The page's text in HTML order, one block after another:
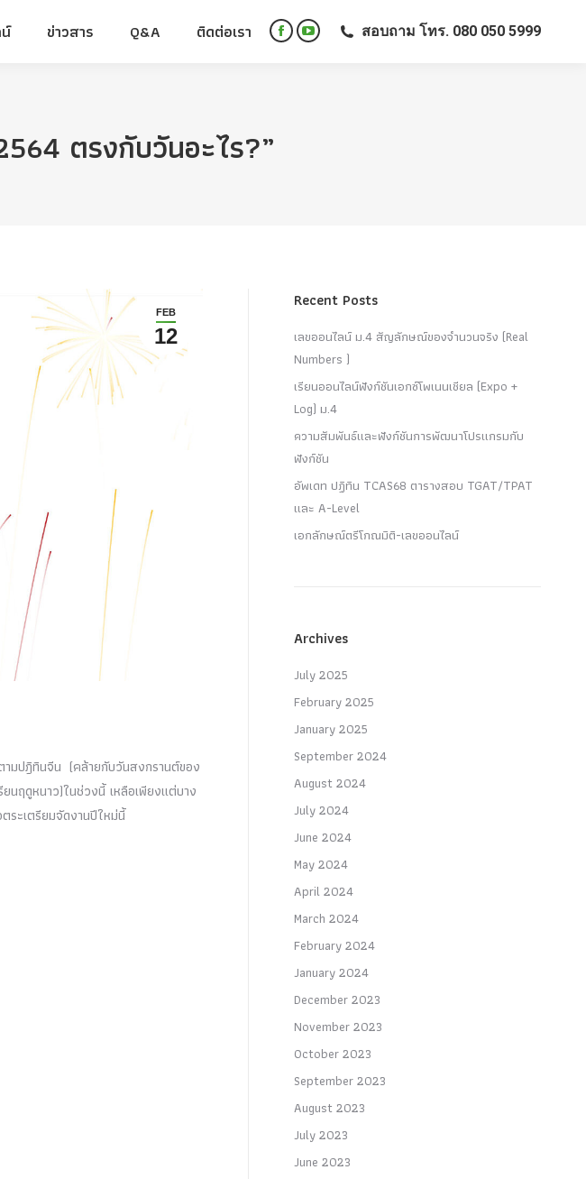
ข่าวสาร Q&A ติดต่อเรา
FacebookYouTube สอบถาม โทร. 080 050 5999
ตรงกับวันอะไร?”
FEB
12
มปฎิทินจีน (คล้ายกับวันสงกรานต์ของ
ยนฤดูหนาว)ในช่วงนี้ เหลือเพียงแต่บาง
ระเตรียมจัดงานปีใหม่นี้
Recent Posts
เลขออนไลน์ ม.4 สัญลักษณ์ของจำนวนจริง (Real
Numbers )
เรียนออนไลน์ฟังก์ชันเอกซ์โพเนนเชียล (Expo +
Log) ม.4
ความสัมพันธ์และฟังก์ชันการพัฒนาโปรแกรมกับ
ฟังก์ชัน
อัพเดท ปฏิทิน TCAS68 ตารางสอบ TGAT/TPAT
และ A-Level
เอกลักษณ์ตรีโกณมิติ-เลขออนไลน์
Archives
July 2025
February 2025
January 2025
September 2024
August 2024
July 2024
June 2024
May 2024
April 2024
March 2024
February 2024
January 2024
December 2023
November 2023
October 2023
September 2023
August 2023
July 2023
June 2023
ข่าวสาร Q&A ติดต่อเรา
FacebookYouTube สอบถาม โทร. 080 050 5999